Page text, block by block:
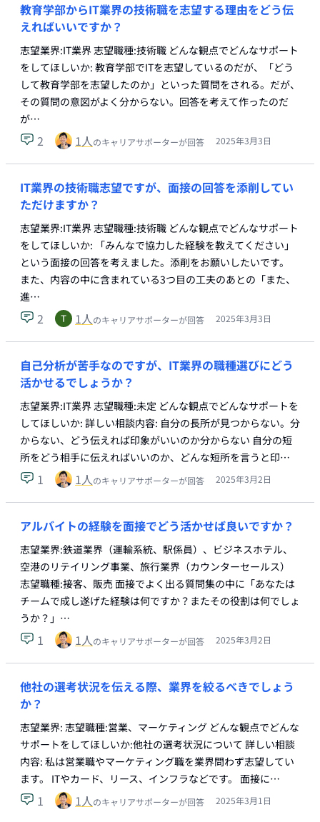
教育学部からIT業界の技術職を志望する理由をどう伝
えればいいですか？
志望業界:IT業界 志望職種:技術職 どんな観点でどんなサポート
をしてほしいか: 教育学部でITを志望しているのだが、「どう
して教育学部を志望したのか」といった質問をされる。だが、
その質問の意図がよく分からない。回答を考えて作ったのだ
が…
2 1人のキャリアサポーターが回答 2025年3月3日
IT業界の技術職志望ですが、面接の回答を添削してい
ただけますか？
志望業界:IT業界 志望職種:技術職 どんな観点でどんなサポート
をしてほしいか: 「みんなで協力した経験を教えてください」
という面接の回答を考えました。添削をお願いしたいです。
また、内容の中に含まれている3つ目の工夫のあとの「また、
進…
2 1人のキャリアサポーターが回答 2025年3月3日
自己分析が苦手なのですが、IT業界の職種選びにどう
活かせるでしょうか？
志望業界:IT業界 志望職種:未定 どんな観点でどんなサポートを
してほしいか: 詳しい相談内容: 自分の長所が見つからない。分
からない、どう伝えれば印象がいいのか分からない 自分の短
所をどう相手に伝えればいいのか、どんな短所を言うと印…
1 1人のキャリアサポーターが回答 2025年3月2日
アルバイトの経験を面接でどう活かせば良いですか？
志望業界:鉄道業界（運輸系統、駅係員）、ビジネスホテル、
空港のリテイリング事業、旅行業界（カウンターセールス）
志望職種:接客、販売 面接でよく出る質問集の中に「あなたは
チームで成し遂げた経験は何ですか？またその役割は何でしょ
うか？」…
1 1人のキャリアサポーターが回答 2025年3月2日
他社の選考状況を伝える際、業界を絞るべきでしょう
か？
志望業界: 志望職種:営業、マーケティング どんな観点でどんな
サポートをしてほしいか:他社の選考状況について 詳しい相談
内容: 私は営業職やマーケティング職を業界問わず志望してい
ます。 ITやカード、リース、インフラなどです。 面接に…
1 1人のキャリアサポーターが回答 2025年3月1日